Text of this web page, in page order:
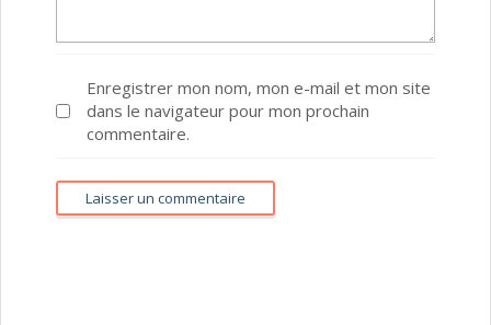
Enregistrer mon nom, mon e-mail et mon site
dans le navigateur pour mon prochain
commentaire.